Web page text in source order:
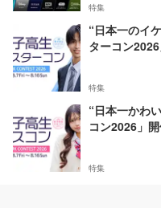
特集
“日本一のイ
ターコン2026
特集
“日本一かわ
コン2026」開
特集